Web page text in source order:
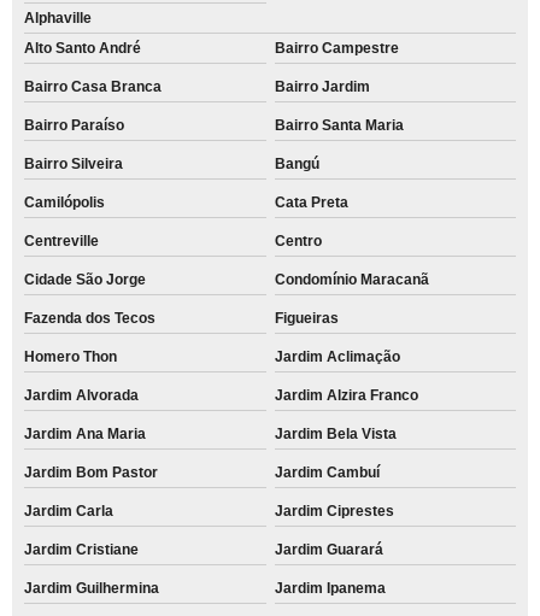
Alphaville
Alto Santo André
Bairro Campestre
Bairro Casa Branca Bairro Jardim
Bairro Paraíso Bairro Santa Maria
Bairro Silveira Bangú
Camilópolis Cata Preta
Centreville Centro
Cidade São Jorge Condomínio Maracanã
Fazenda dos Tecos Figueiras
Homero Thon Jardim Aclimação
Jardim Alvorada Jardim Alzira Franco
Jardim Ana Maria Jardim Bela Vista
Jardim Bom Pastor Jardim Cambuí
Jardim Carla Jardim Ciprestes
Jardim Cristiane Jardim Guarará
Jardim Guilhermina Jardim Ipanema